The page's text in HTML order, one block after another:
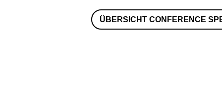
ÜBERSICHT CONFERENCE